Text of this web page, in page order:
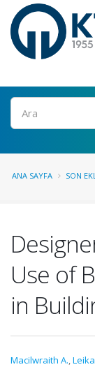
Ara
ANA SAYFA SON
Use of
in
Macilwraith A.,